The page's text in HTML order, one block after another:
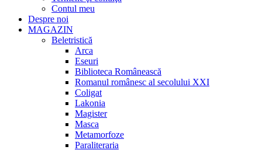
Contul meu
Despre noi
MAGAZIN
Beletristică
Arca
Eseuri
Biblioteca Românească
Romanul românesc al secolului XXI
Coligat
Lakonia
Magister
Masca
Metamorfoze
Paraliteraria